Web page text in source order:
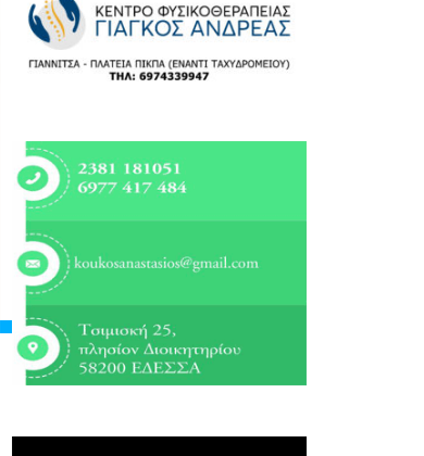
Πολιτική
Αθλητικά